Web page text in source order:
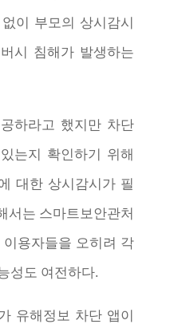
이 부모의 상시감시
시 침해가 발생하는
하라고 했지만 차단
는지 확인하기 위해
대한 상시감시가 필
서는 스마트보안관처
용자들을 오히려 각
성도 여전하다.
유해정보 차단 앱이